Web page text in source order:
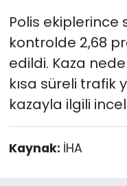
Polis ekiplerince
kontrolde 2,68
edildi. Kaza
kısa süreli trafik
kazayla ilgili
Kaynak: İHA